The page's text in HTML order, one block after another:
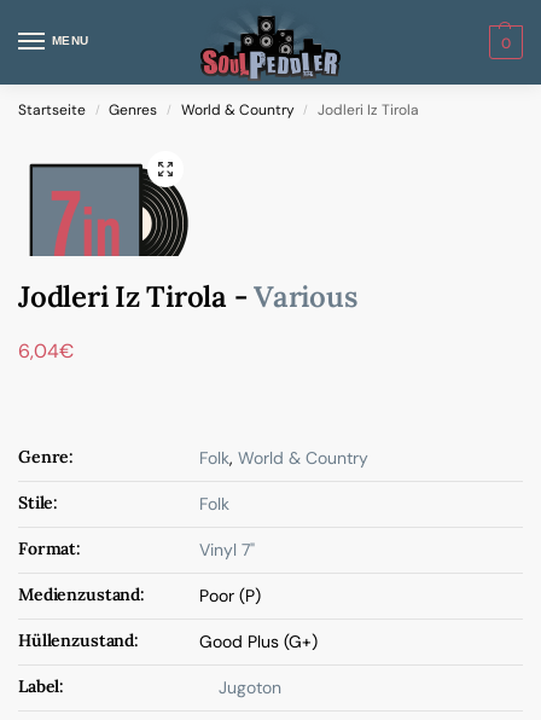
MENU 0
Startseite / Genres / World & Country / Jodleri Iz Tirola
Jodleri Iz Tirola -Various
6,04€
Genre: Folk, World & Country
Stile: Folk
Format: Vinyl 7"
Medienzustand: Poor (P)
Hüllenzustand: Good Plus (G+)
Label: Jugoton